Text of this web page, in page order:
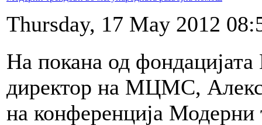
Thursday, 17 May 2012
На покана од
директор на МЦМС,
на конференција Модерни